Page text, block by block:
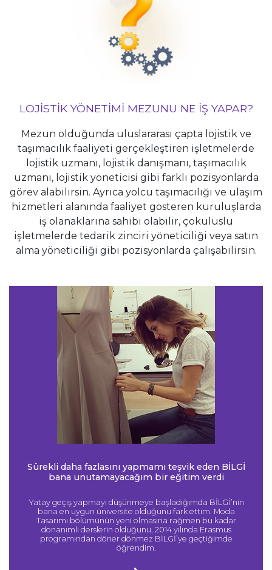
LOJISTIK YÖNETIMI MEZUNU NE İŞ YAPAR?
Mezun olduğunda uluslararası çapta lojistik ve
taşımacılık faaliyeti gerçekleştiren işletmelerde
lojistik uzmanı, lojistik danışmanı, taşımacılık
uzmanı, lojistik yöneticisi gibi farklı pozisyonlarda
görev alabilirsin. Ayrıca yolcu taşımacılığı ve ulaşım
hizmetleri alanında faaliyet gösteren kuruluşlarda
iş olanaklarına sahibi olabilir, çokuluslu
işletmelerde tedarik zinciri yöneticiliği veya satın
alma yöneticiliği gibi pozisyonlarda çalışabilirsin.
Sürekli daha fazlasını yapmamı teşvik eden BİLGİ
bana unutamayacağım bir eğitim verdi
Yatay geçiş yapmayı düşünmeye başladığımda BİLGİ’nin
bana en uygun üniversite olduğunu fark ettim. Moda
Tasarımı bölümünün yeni olmasına rağmen bu kadar
donanımlı derslerin olduğunu, 2014 yılında Erasmus
programından döner dönmez BİLGİ’ye geçtiğimde
öğrendim.